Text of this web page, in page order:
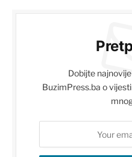
Dobijte
BuzimPress.ba o